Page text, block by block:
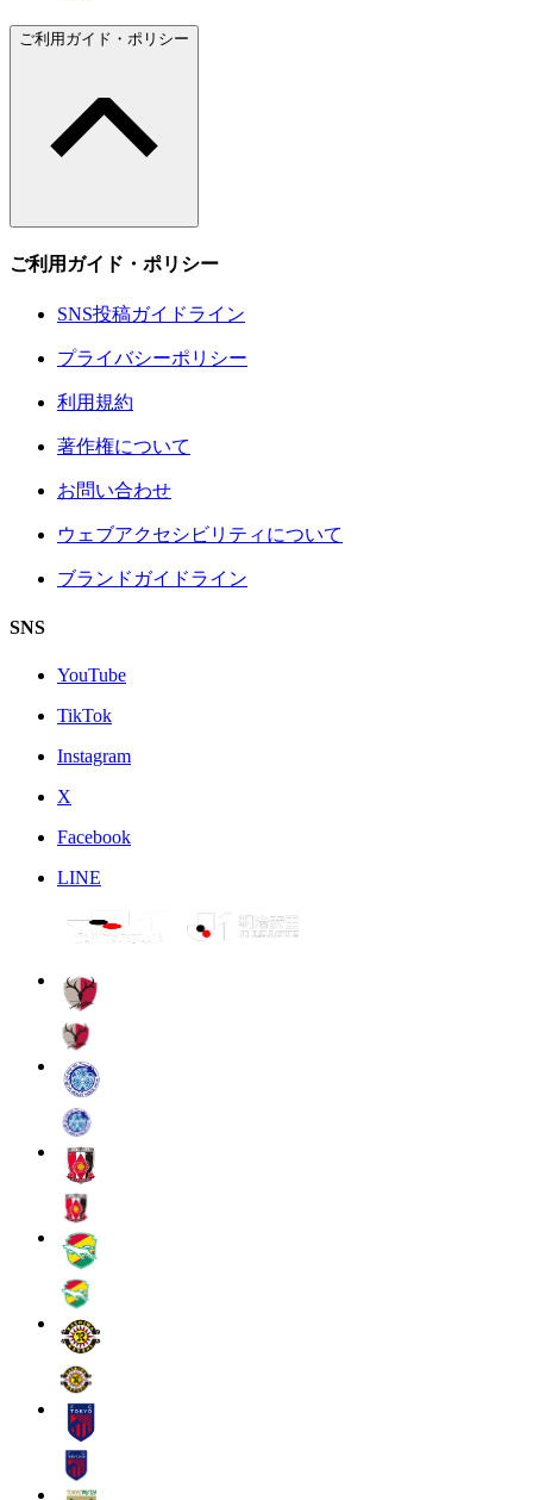
ご利用ガイド・ポリシー
ご利用ガイド・ポリシー
SNS投稿ガイドライン
プライバシーポリシー
利用規約
著作権について
お問い合わせ
ウェブアクセシビリティについて
ブランドガイドライン
SNS
YouTube
TikTok
Instagram
X
Facebook
LINE